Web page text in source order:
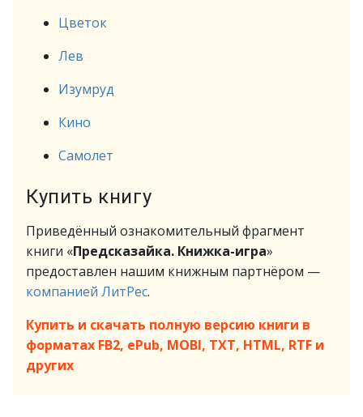
Цветок
Лев
Изумруд
Кино
Самолет
Купить книгу
Приведённый ознакомительный фрагмент
книги «Предсказайка. Книжка-игра»
предоставлен нашим книжным партнёром —
компанией ЛитРес.
Купить и скачать полную версию книги в
форматах FB2, ePub, MOBI, TXT, HTML, RTF и
других